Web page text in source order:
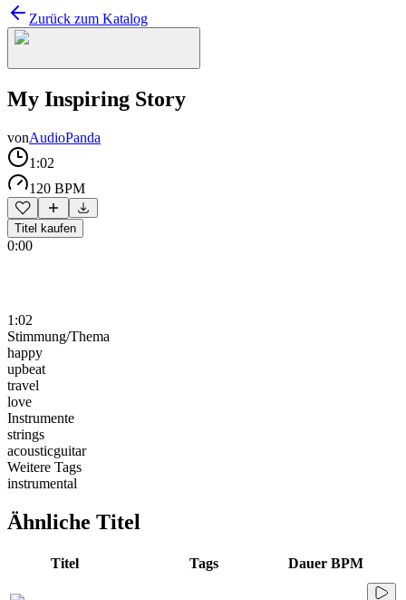
Zurück zum Katalog
My Inspiring Story
vonAudioPanda
1:02
120 BPM
Titel kaufen
0:00
1:02
Stimmung/Thema
happy
upbeat
travel
love
Instrumente
strings
acousticguitar
Weitere Tags
instrumental
Ähnliche Titel
Titel Tags Dauer BPM